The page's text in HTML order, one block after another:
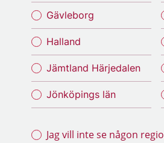
Gävleborg
Halland
Jämtland Härjedalen
Jönköpings län
Jag vill inte se någon